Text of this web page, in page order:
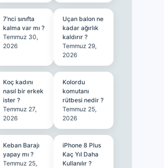
7’nci sınıfta
kalma var mı ?
Temmuz 30,
2026
Uçan balon ne
kadar ağırlık
kaldırır ?
Temmuz 29,
2026
Koç kadını
nasıl bir erkek
ister ?
Temmuz 27,
2026
Kolordu
komutanı
rütbesi nedir ?
Temmuz 25,
2026
Keban Barajı
yapay mı ?
Temmuz 25,
iPhone 8 Plus
Kaç Yıl Daha
Kullanılır ?